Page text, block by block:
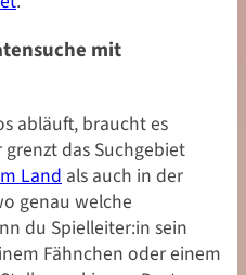
mit
abläuft, braucht es
das Suchgebiet
Land als auch in der
genau welche
du Spielleiter:in sein
Fähnchen oder einem